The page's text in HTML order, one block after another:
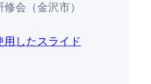
会（金沢市）
用したスライド